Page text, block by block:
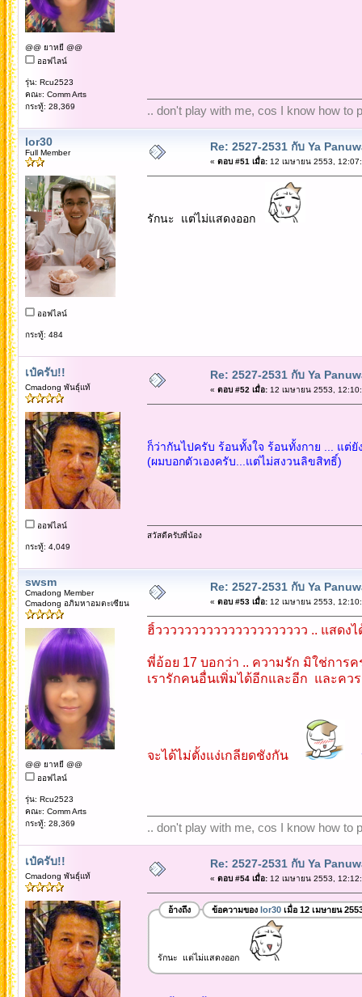
@@ ยาหยี @@
ออฟไลน์
รุ่น: Rcu2523
คณะ: Comm Arts
กระทู้: 28,369
.. don't play with me, cos I know how to
lor30
Full Member
ออฟไลน์
กระทู้: 484
Re: 2527-2531 กับ Ya
« ตอบ #51 เมื่อ:12 เมษายน 2553,
รักนะ แต่ไม่แสดงออก
เป๋ครับ!!
Cmadong พันธุ์แท้
ออฟไลน์
กระทู้: 4,049
Re: 2527-2531 กับ Ya
« ตอบ #52 เมื่อ:12 เมษายน 2553,
ก็ว่ากันไปครับ ร้อนทั้งใจ ร้อนทั้งกาย ... แต่
(ผมบอกตัวเองครับ...แต่ไม่สงวนลิขสิทธิ์)
สวัสดีครับพี่น้อง
swsm
Cmadong Member
Cmadong อภิมหาอมตะเซียน
@@ ยาหยี @@
ออฟไลน์
รุ่น: Rcu2523
คณะ: Comm Arts
กระทู้: 28,369
Re: 2527-2531 กับ Ya
« ตอบ #53 เมื่อ:12 เมษายน 2553,
ฮิ้ววววววววววววววววววววว .. แสดงไ
พี่อ้อย 17 บอกว่า .. ความรัก มิใช่การค
เรารักคนอื่นเพิ่มได้อีกและอีก และคว
จะได้ไม่ตั้งแง่เกลียดชังกัน
.. don't play with me, cos I know how to
เป๋ครับ!!
Cmadong พันธุ์แท้
Re: 2527-2531 กับ Ya
« ตอบ #54 เมื่อ:12 เมษายน 2553,
อ้างถึง ข้อความของ lor30เมื่อ 12 เมษายน
รักนะ แต่ไม่แสดงออก